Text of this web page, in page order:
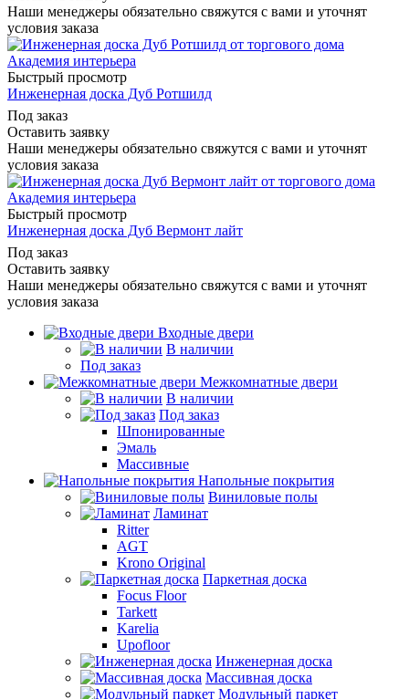
Наши менеджеры обязательно свяжутся с вами и уточнят
условия заказа
Быстрый просмотр
Инженерная доска Дуб Ротшилд
Под заказ
Оставить заявку
Наши менеджеры обязательно свяжутся с вами и уточнят
условия заказа
Быстрый просмотр
Инженерная доска Дуб Вермонт лайт
Под заказ
Оставить заявку
Наши менеджеры обязательно свяжутся с вами и уточнят
условия заказа
Входные двери
В наличии
Под заказ
Межкомнатные двери
В наличии
Под заказ
Шпонированные
Эмаль
Массивные
Напольные покрытия
Виниловые полы
Ламинат
Ritter
AGT
Krono Original
Паркетная доска
Focus Floor
Tarkett
Karelia
Upofloor
Инженерная доска
Массивная доска
Модульный паркет